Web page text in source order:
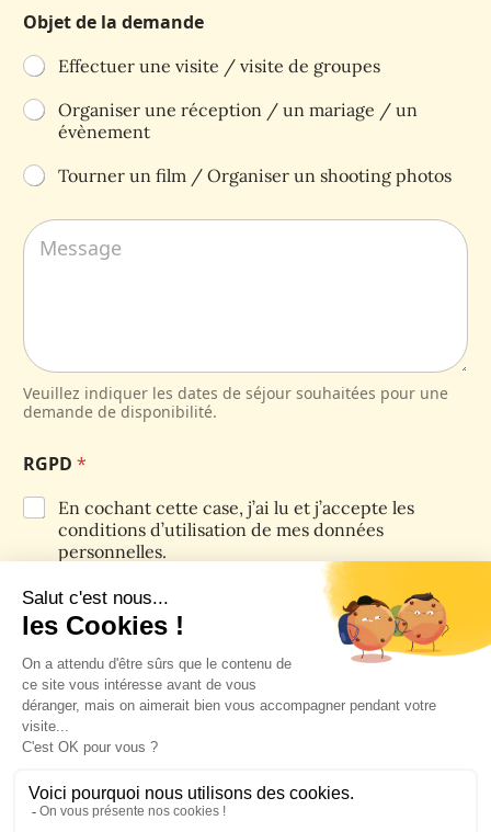
S
t
a
t
s
+
Objet de la demande
Effectuer une visite / visite de groupes
Organiser une réception / un mariage / un
évènement
Tourner un film / Organiser un shooting photos
Veuillez indiquer les dates de séjour souhaitées pour une
demande de disponibilité.
RGPD *
En cochant cette case, j’ai lu et j’accepte les
conditions d’utilisation de mes données
personnelles.
En cochant cette case, j’ai lu et je n’accepte pas
les conditions d’utilisation de mes données
personnelles.
Informations sur le traitement des données personnelles :
vos données personnelles ne sont pas communiquées à des
tiers. Pour connaître et exercer vos droits, notamment sur
l’utilisation des données collectées par ce formulaire,
veuillez consulter la
Envoyer